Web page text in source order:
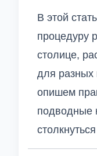
В этой
процедуру
столице,
для разных
опишем
подводные